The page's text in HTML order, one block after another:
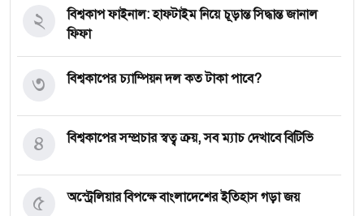
বিশ্বকাপ ফাইনাল: হাফটাইম নিয়ে চূড়ান্ত সিদ্ধান্ত জানাল
ফিফা
২
বিশ্বকাপের চ্যাম্পিয়ন দল কত টাকা পাবে?
৩
বিশ্বকাপের সম্প্রচার স্বত্ব ক্রয়, সব ম্যাচ দেখাবে বিটিভি
৪
অস্ট্রেলিয়ার বিপক্ষে বাংলাদেশের ইতিহাস গড়া জয়
৫